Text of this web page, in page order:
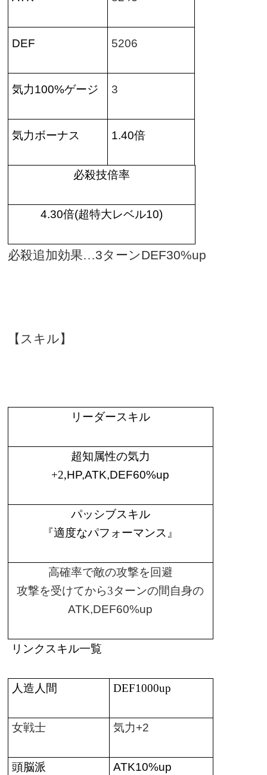
DEF 5206
気力100%ゲージ 3
気力ボーナス 1.40倍
必殺技倍率
4.30倍(超特大レベル10)
必殺追加効果…3ターンDEF30%up
【スキル】
リーダースキル
超知属性の気力
+2,HP,ATK,DEF60%up
パッシブスキル
『適度なパフォーマンス』
高確率で敵の攻撃を回避
攻撃を受けてから3ターンの間自身の
ATK,DEF60%up
リンクスキル一覧
人造人間 DEF1000up
女戦士 気力+2
頭脳派 ATK10%up